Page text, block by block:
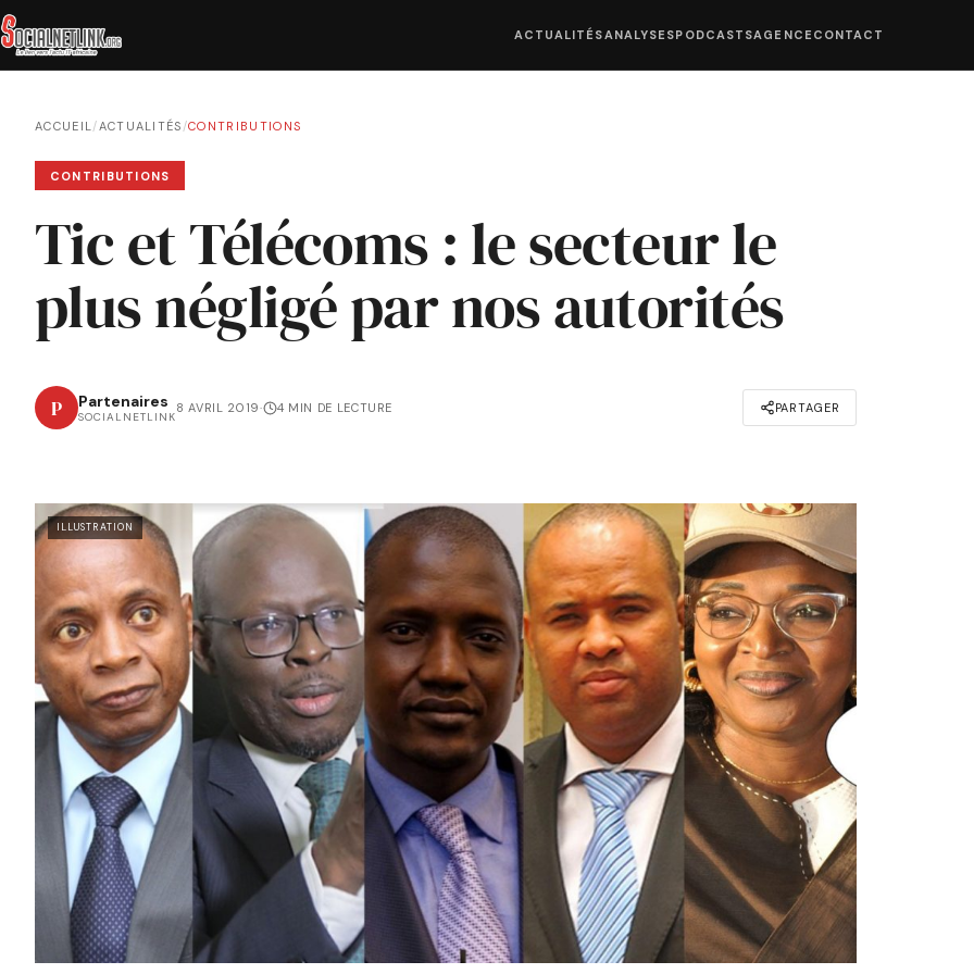
ACTUALITÉSANALYSESPODCASTSAGENCE CONTACT
ACCUEIL/ACTUALITÉS /CONTRIBUTIONS
CONTRIBUTIONS
Tic et Télécoms : le secteur le
plus négligé par nos autorités
P Partenaires
SOCIALNETLINK
8 AVRIL 2019· 4 MIN DE LECTURE PARTAGER
ILLUSTRATION